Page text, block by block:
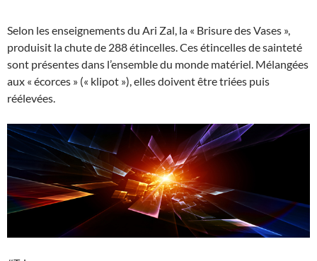
Selon les enseignements du Ari Zal, la « Brisure des Vases »,
produisit la chute de 288 étincelles. Ces étincelles de sainteté
sont présentes dans l’ensemble du monde matériel. Mélangées
aux « écorces » (« klipot »), elles doivent être triées puis
réélevées.